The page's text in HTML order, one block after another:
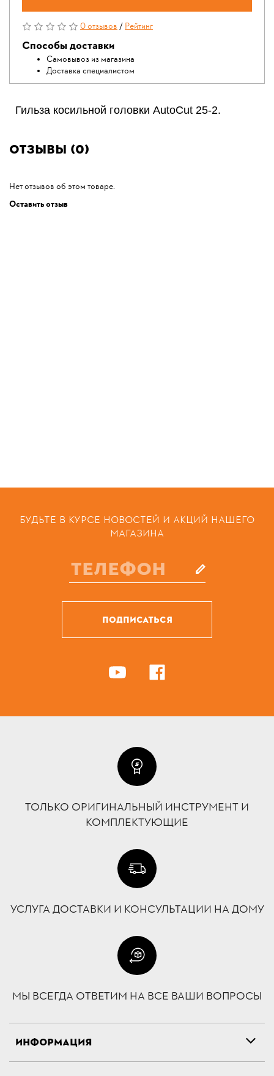
0 отзывов/Рейтинг
Способы доставки
Самовывоз из магазина
Доставка специалистом
Гильза косильной головки AutoCut 25-2.
Отзывы (0)
Нет отзывов об этом товаре.
Оставить отзыв
БУДЬТЕ В КУРСЕ НОВОСТЕЙ И АКЦИЙ НАШЕГО
МАГАЗИНА
ПОДПИСАТЬСЯ
ТОЛЬКО ОРИГИНАЛЬНЫЙ ИНСТРУМЕНТ И
КОМПЛЕКТУЮЩИЕ
УСЛУГА ДОСТАВКИ И КОНСУЛЬТАЦИИ НА ДОМУ
МЫ ВСЕГДА ОТВЕТИМ НА ВСЕ ВАШИ ВОПРОСЫ
ИНФОРМАЦИЯ